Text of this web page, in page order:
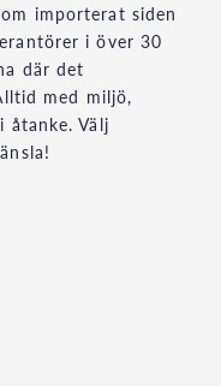
importerat siden
i över 30
där det
med miljö,
Välj